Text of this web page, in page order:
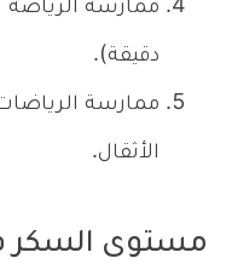
دقيقة).
ممارسة
الأثقال.
مستوى السكر